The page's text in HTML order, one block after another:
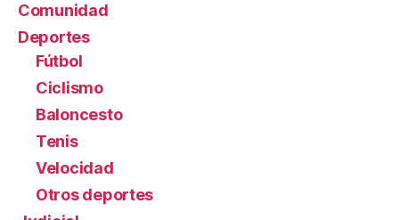
Comunidad
Deportes
Fútbol
Ciclismo
Baloncesto
Tenis
Velocidad
Otros deportes